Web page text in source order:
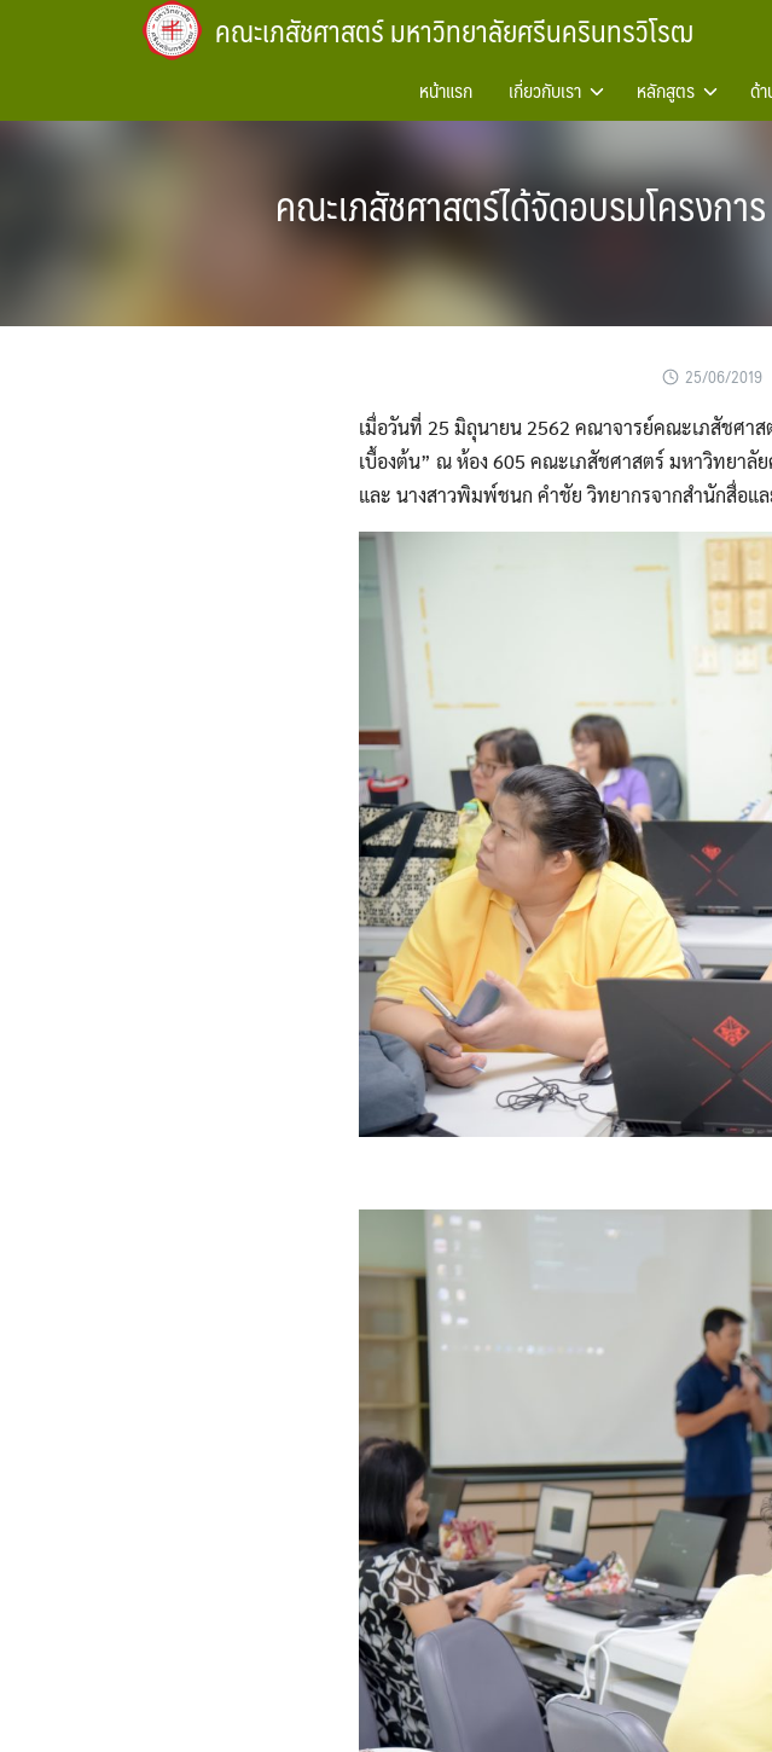
คณะเภสัชศาสตร์ มหาวิทยาลัยศรีนครินทรวิโรฒ
หน้าแรก เกี่ยวกับเรา หลักสูตร ด้
คณะเภสัชศาสตร์ได้จัดอบรมโครงกา
25/06/2019
เมื่อวันที่ 25​ มิถุนายน​ 2562​ คณาจารย์​คณะเภสัชศาส
เบื้องต้น” ณ​ ห้อง​ 605 คณะเภสัช​ศาสตร์​ มหาวิทยาลั
และ นางสาวพิมพ์ชนก​ คำชัย​ วิทยากร​​จากสำนักสื่อแ